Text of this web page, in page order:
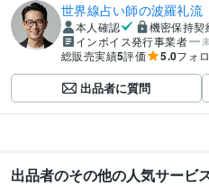
世界線占い師の波羅礼流
本人確認
機密保持契
インボイス発行事業者
総販売実績5評価 5.0フォ
出品者に質問
出品者のその他の人気サービ